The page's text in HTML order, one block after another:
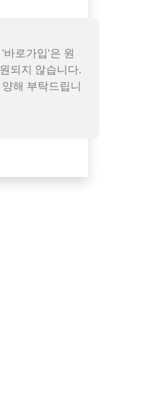
바로가입'은 원
되지 않습니다.
해 부탁드립니